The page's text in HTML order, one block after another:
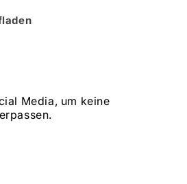
Media, um keine